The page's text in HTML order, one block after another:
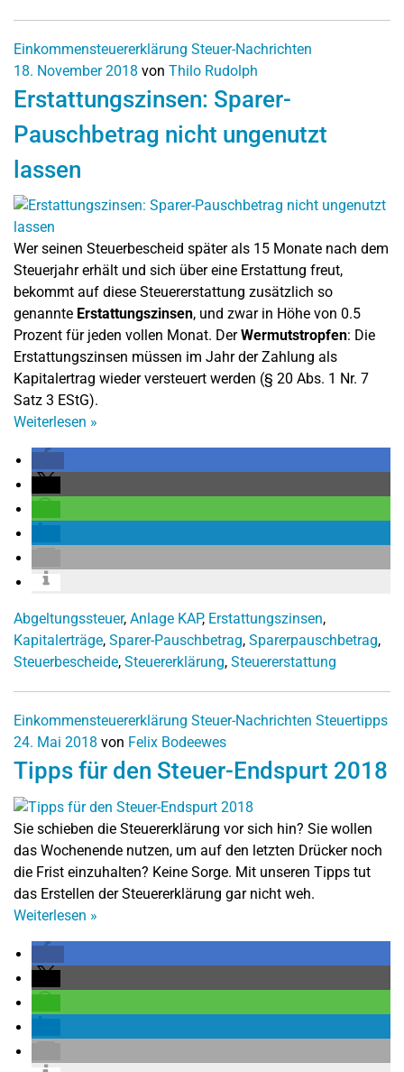
Einkommensteuererklärung Steuer-Nachrichten
18. November 2018 von Thilo Rudolph
Erstattungszinsen: Sparer-
Pauschbetrag nicht ungenutzt
lassen
Wer seinen Steuerbescheid später als 15 Monate nach dem
Steuerjahr erhält und sich über eine Erstattung freut,
bekommt auf diese Steuererstattung zusätzlich so
genannte Erstattungszinsen, und zwar in Höhe von 0.5
Prozent für jeden vollen Monat. DerWermutstropfen: Die
Erstattungszinsen müssen im Jahr der Zahlung als
Kapitalertrag wieder versteuert werden (§ 20 Abs. 1 Nr. 7
Satz 3 EStG).
Weiterlesen »
Abgeltungssteuer, Anlage KAP, Erstattungszinsen,
Kapitalerträge, Sparer-Pauschbetrag, Sparerpauschbetrag,
Steuerbescheide, Steuererklärung, Steuererstattung
Einkommensteuererklärung Steuer-Nachrichten Steuertipps
24. Mai 2018 von Felix Bodeewes
Tipps für den Steuer-Endspurt 2018
Sie schieben die Steuererklärung vor sich hin? Sie wollen
das Wochenende nutzen, um auf den letzten Drücker noch
die Frist einzuhalten? Keine Sorge. Mit unseren Tipps tut
das Erstellen der Steuererklärung gar nicht weh.
Weiterlesen »